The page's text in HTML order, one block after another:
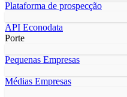
Plataforma de prospecção
API Econodata
Porte
Pequenas Empresas
Médias Empresas